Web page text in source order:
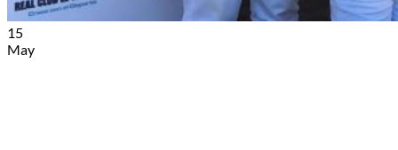
15
May